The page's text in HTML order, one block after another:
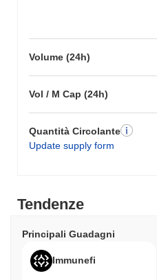
Volume (24h)
Vol / M Cap (24h)
Quantità Circolante
Update supply form
Tendenze
Principali Guadagni
Immunefi